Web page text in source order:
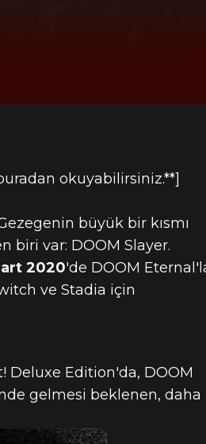
20
okuyabilirsiniz.**]
büyük bir kısmı
biri var: DOOM Slayer.
2020'de DOOM
ve Stadia için
Deluxe Edition'da, DOOM
gelmesi beklenen, daha